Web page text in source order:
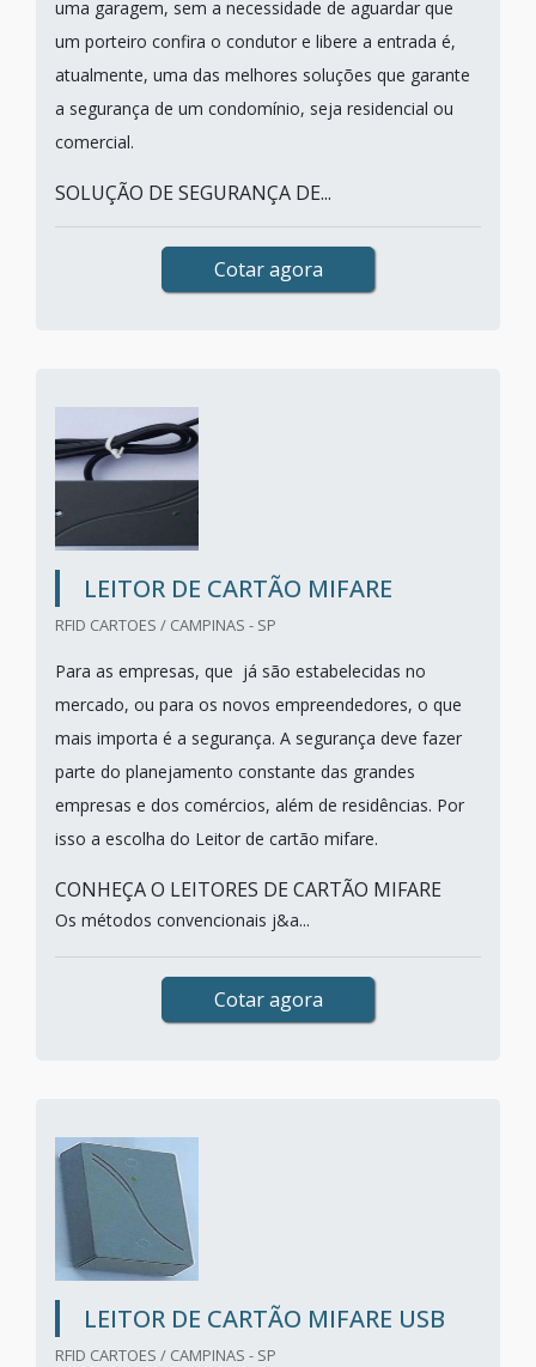
uma garagem, sem a necessidade de aguardar que
um porteiro confira o condutor e libere a entrada é,
atualmente, uma das melhores soluções que garante
a segurança de um condomínio, seja residencial ou
comercial.
SOLUÇÃO DE SEGURANÇA DE...
Cotar agora
LEITOR DE CARTÃO MIFARE
RFID CARTOES / CAMPINAS - SP
Para as empresas, que já são estabelecidas no
mercado, ou para os novos empreendedores, o que
mais importa é a segurança. A segurança deve fazer
parte do planejamento constante das grandes
empresas e dos comércios, além de residências. Por
isso a escolha do Leitor de cartão mifare.
CONHEÇA O LEITORES DE CARTÃO MIFARE
Os métodos convencionais j&a...
Cotar agora
LEITOR DE CARTÃO MIFARE USB
RFID CARTOES / CAMPINAS - SP